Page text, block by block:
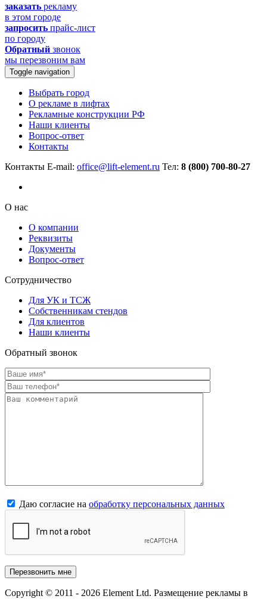
заказать рекламу
в этом городе
запросить прайс-лист
по городу
Обратный звонок
мы перезвоним вам
Toggle navigation
Выбрать город
О рекламе в лифтах
Рекламные конструкции РФ
Наши клиенты
Вопрос-ответ
Контакты
Контакты E-mail: office@lift-element.ru Тел: 8 (800) 700-80-27
О нас
О компании
Реквизиты
Документы
Вопрос-ответ
Сотрудничество
Для УК и ТСЖ
Собственникам стендов
Для клиентов
Наши клиенты
Обратный звонок
Даю согласие на обработку персональных данных
Copyright © 2011 - 2026 Element Ltd. Размещение рекламы в